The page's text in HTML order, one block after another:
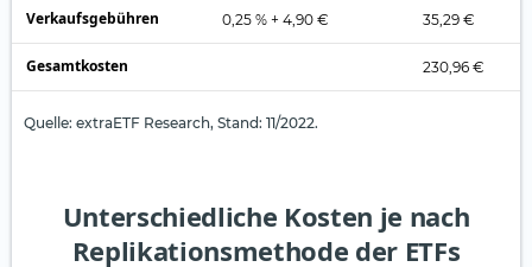
Verkaufsgebühren 0,25 % + 4,90 € 35,29 €
Gesamtkosten 230,96 €
Quelle: extraETF Research, Stand: 11/2022.
Unterschiedliche Kosten je nach
Replikationsmethode der ETFs